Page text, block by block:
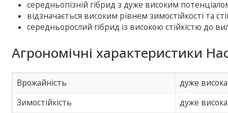
середньопізній гібрид з дуже високим
відзначається високим рівнем зимостійкості та
середньорослий гібрид із високою стійкістю до
Агрономічні характеристики
Врожайність
дуже висока
Зимостійкість
дуже висока